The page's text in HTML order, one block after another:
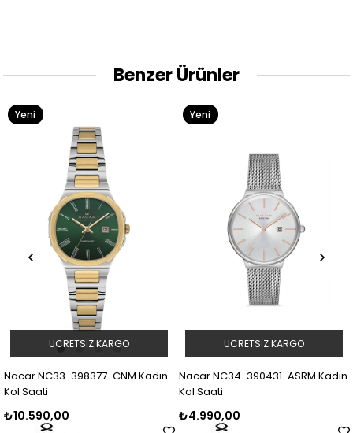
Benzer Ürünler
Nacar NC33-398377-CNM Kadın
Kol Saati
₺10.590,00
ÜCRETSIZ KARGO
Yeni
Nacar NC34-390431-ASRM Kadın
Kol Saati
₺4.990,00
ÜCRETSIZ KARGO
Yeni